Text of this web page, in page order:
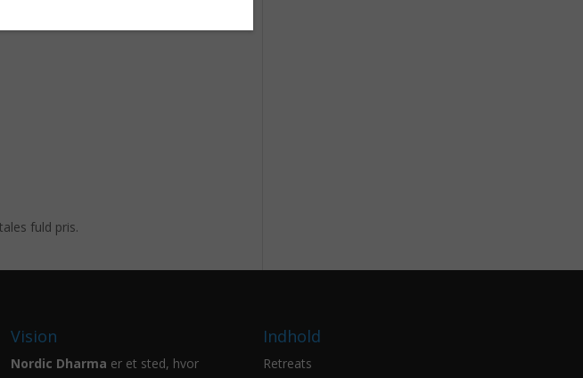
fuld pris.
Vision
Nordic Dharma er et sted, hvor
Indhold
Retreats